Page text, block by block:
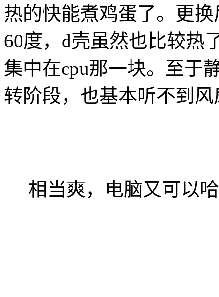
热的快能煮鸡蛋了。更
60度，d壳虽然也比较热
集中在cpu那一块。至于
转阶段，也基本听不到
相当爽，电脑又可以